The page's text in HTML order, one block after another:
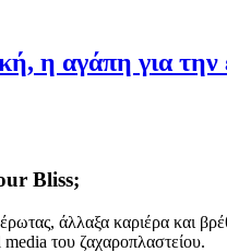
η αγάπη για την
Bliss;
άλλαξα καριέρα και
του ζαχαροπλαστείου.